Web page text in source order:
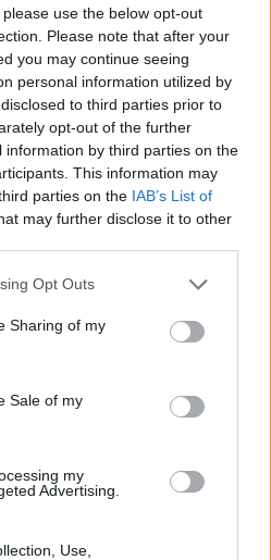
use the below opt-out
Please note that after your
you may continue seeing
personal information utilized by
to third parties prior to
opt-out of the further
by third parties on the
This information may
parties on the IAB’s List of
may further disclose it to other
Opt Outs
Sharing of my
Sale of my
my
Advertising.
Use,
tsk …